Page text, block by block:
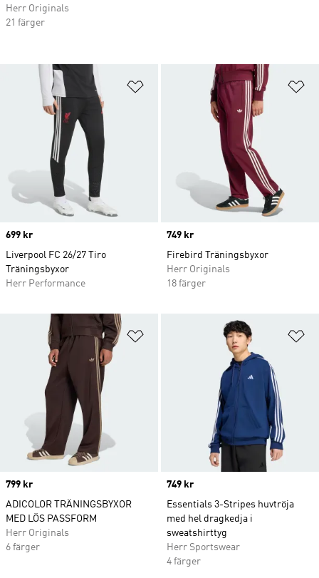
Lägg till på önskelistan
Price
699 kr
Liverpool FC 26/27 Tiro
Träningsbyxor
Herr Performance
Price
749 kr
Firebird Träningsbyxor
Herr Originals
18 färger
Lägg till på önskelistan
Price
799 kr
ADICOLOR TRÄNINGSBYXOR
MED LÖS PASSFORM
Herr Originals
6 färger
Price
749 kr
Essentials 3-Stripes huvtröja
med hel dragkedja i
sweatshirttyg
Herr Sportswear
4 färger
Herr Originals
21 färger